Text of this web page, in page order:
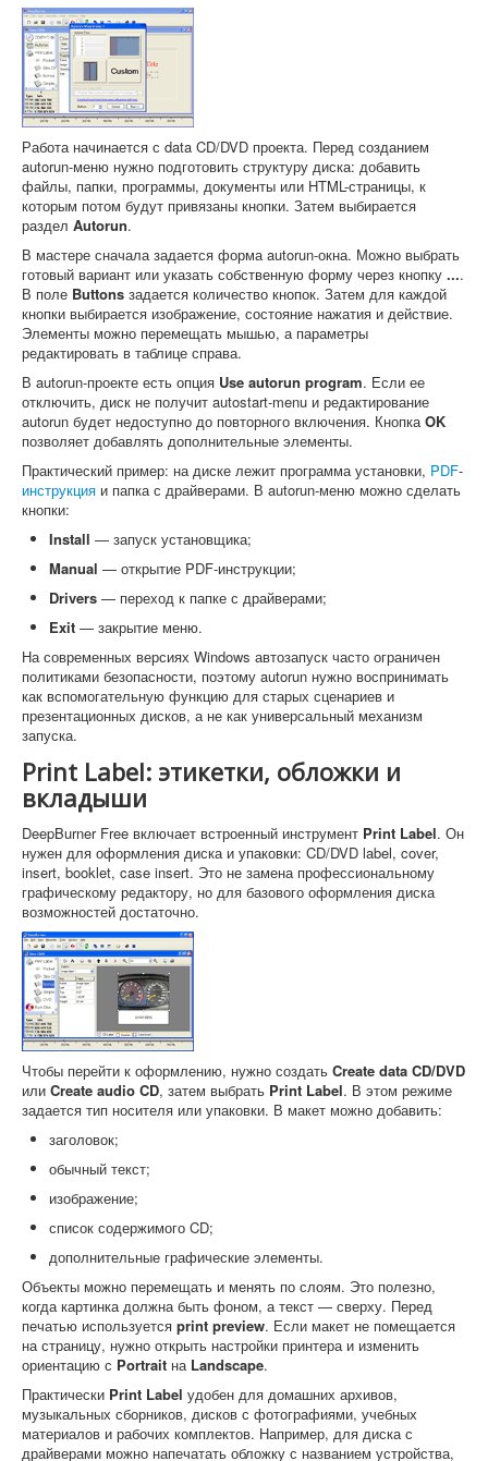
Работа начинается с data CD/DVD проекта. Перед созданием
autorun-меню нужно подготовить структуру диска: добавить
файлы, папки, программы, документы или HTML-страницы, к
которым потом будут привязаны кнопки. Затем выбирается
раздел Autorun.
В мастере сначала задается форма autorun-окна. Можно выбрать
готовый вариант или указать собственную форму через кнопку ....
В поле Buttons задается количество кнопок. Затем для каждой
кнопки выбирается изображение, состояние нажатия и действие.
Элементы можно перемещать мышью, а параметры
редактировать в таблице справа.
В autorun-проекте есть опция Use autorun program. Если ее
отключить, диск не получит autostart-menu и редактирование
autorun будет недоступно до повторного включения. КнопкаOK
позволяет добавлять дополнительные элементы.
Практический пример: на диске лежит программа установки, PDF-
инструкция и папка с драйверами. В autorun-меню можно сделать
кнопки:
Install — запуск установщика;
Manual — открытие PDF-инструкции;
Drivers — переход к папке с драйверами;
Exit — закрытие меню.
На современных версиях Windows автозапуск часто ограничен
политиками безопасности, поэтому autorun нужно воспринимать
как вспомогательную функцию для старых сценариев и
презентационных дисков, а не как универсальный механизм
запуска.
Print Label: этикетки, обложки и
вкладыши
DeepBurner Free включает встроенный инструмент Print Label. Он
нужен для оформления диска и упаковки: CD/DVD label, cover,
insert, booklet, case insert. Это не замена профессиональному
графическому редактору, но для базового оформления диска
возможностей достаточно.
Чтобы перейти к оформлению, нужно создать Create data CD/DVD
или Create audio CD, затем выбрать Print Label. В этом режиме
задается тип носителя или упаковки. В макет можно добавить:
заголовок;
обычный текст;
изображение;
список содержимого CD;
дополнительные графические элементы.
Объекты можно перемещать и менять по слоям. Это полезно,
когда картинка должна быть фоном, а текст — сверху. Перед
печатью используется print preview. Если макет не помещается
на страницу, нужно открыть настройки принтера и изменить
ориентацию с Portrait на Landscape.
Практически Print Label удобен для домашних архивов,
музыкальных сборников, дисков с фотографиями, учебных
материалов и рабочих комплектов. Например, для диска с
драйверами можно напечатать обложку с названием устройства,